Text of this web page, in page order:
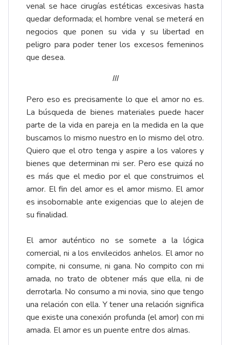
venal se hace cirugías estéticas excesivas hasta
quedar deformada; el hombre venal se meterá en
negocios que ponen su vida y su libertad en
peligro para poder tener los excesos femeninos
que desea.
III
Pero eso es precisamente lo que el amor no es.
La búsqueda de bienes materiales puede hacer
parte de la vida en pareja en la medida en la que
buscamos lo mismo nuestro en lo mismo del otro.
Quiero que el otro tenga y aspire a los valores y
bienes que determinan mi ser. Pero ese quizá no
es más que el medio por el que construimos el
amor. El fin del amor es el amor mismo. El amor
es insobornable ante exigencias que lo alejen de
su finalidad.
El amor auténtico no se somete a la lógica
comercial, ni a los envilecidos anhelos. El amor no
compite, ni consume, ni gana. No compito con mi
amada, no trato de obtener más que ella, ni de
derrotarla. No consumo a mi novia, sino que tengo
una relación con ella. Y tener una relación significa
que existe una conexión profunda (el amor) con mi
amada. El amor es un puente entre dos almas.